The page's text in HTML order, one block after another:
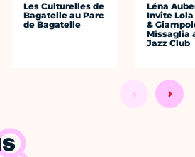
Les Culturelles de
Bagatelle au Parc
de Bagatelle
Léna
Invite Lola
&
Missaglia
Jazz Club